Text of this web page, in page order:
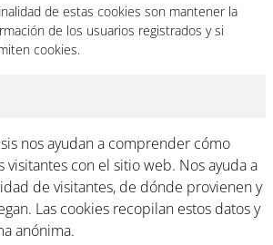
de estas cookies son mantener la
de los usuarios registrados y si
cookies.
nos ayudan a comprender cómo
visitantes con el sitio web. Nos ayuda a
de visitantes, de dónde provienen y
Las cookies recopilan estos datos y
anónima.